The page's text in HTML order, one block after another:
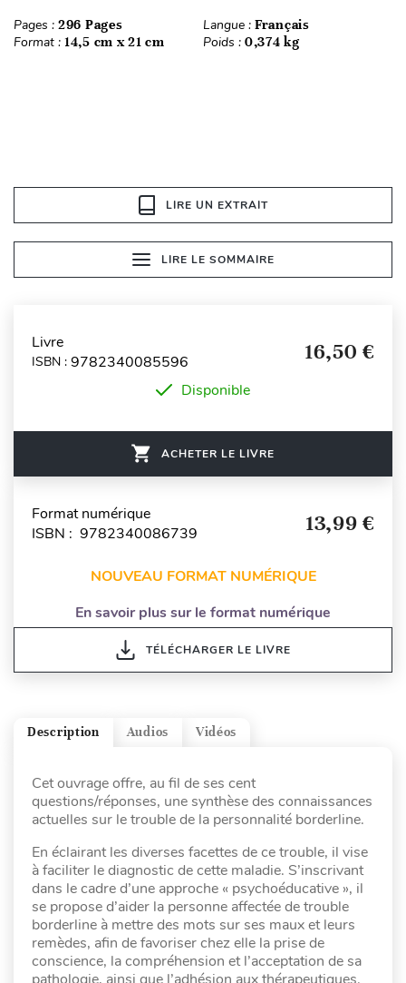
Pages : 296 Pages Langue : Français
Format : 14,5 cm x 21 cm Poids : 0,374 kg
LIRE UN EXTRAIT
LIRE LE SOMMAIRE
Livre
ISBN : 9782340085596 16,50 €
Disponible
ACHETER LE LIVRE
Format numérique
ISBN : 9782340086739
13,99 €
NOUVEAU FORMAT NUMÉRIQUE
En savoir plus sur le format numérique
TÉLÉCHARGER LE LIVRE
Vidéos
Audios
Description
Cet ouvrage offre, au fil de ses cent
questions/réponses, une synthèse des connaissances
actuelles sur le trouble de la personnalité borderline.
En éclairant les diverses facettes de ce trouble, il vise
à faciliter le diagnostic de cette maladie. S’inscrivant
dans le cadre d’une approche « psychoéducative », il
se propose d’aider la personne affectée de trouble
borderline à mettre des mots sur ses maux et leurs
remèdes, afin de favoriser chez elle la prise de
conscience, la compréhension et l’acceptation de sa